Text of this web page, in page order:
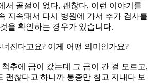
서 골절이 없다, 괜찮다, 이런 이야기를
지속돼서 다시 병원에 가서 추가 검사를
을 확인하는 경우가 있습니다.
진다고요? 이게 어떤 의미인가요?
추에 금이 갔는데 그 금이 간 걸 모르고,
괜찮다고 하니까 통증만 참고 지내다 보